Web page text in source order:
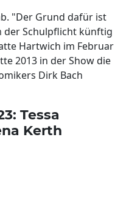
"Der Grund dafür ist
der Schulpflicht künftig
Hartwich im Februar
2013 in der Show die
Dirk Bach
Tessa
Kerth